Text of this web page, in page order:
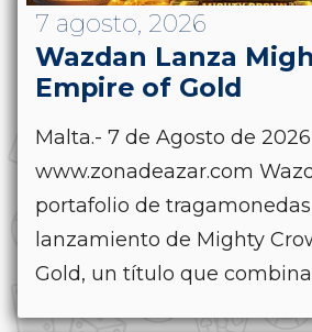
7 agosto, 2026
Wazdan Lanza
Empire of Gold
Malta.- 7 de Agosto de 2026 |
www.zonadeazar.com
portafolio de
lanzamiento de Mighty
Gold, un título que combina